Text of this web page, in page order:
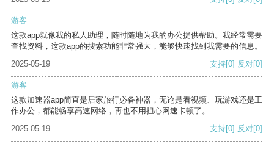
游客
这款app就像我的私人助理，随时随地为我的办公提供帮助。我经常需要
查找资料，这款app的搜索功能非常强大，能够快速找到我需要的信息。
2025-05-19
支持[0] 反对[0]
游客
这款加速器app简直是居家旅行必备神器，无论是看视频、玩游戏还是工
作办公，都能畅享高速网络，再也不用担心网速卡顿了。
2025-05-19
支持[0] 反对[0]